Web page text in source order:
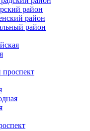
район
район
район